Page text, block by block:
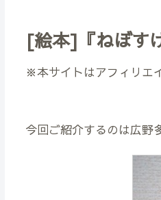
[絵本]『ねぼす
※本サイトはアフィリエ
今回ご紹介するのは広野